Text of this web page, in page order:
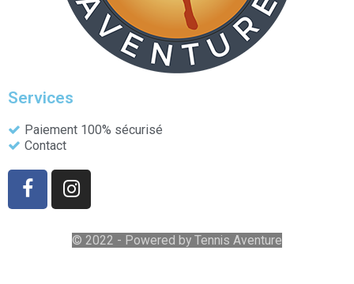
Services
Paiement 100% sécurisé
Contact
© 2022 - Powered by Tennis Aventure